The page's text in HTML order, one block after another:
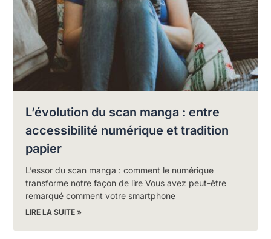
L’évolution du scan manga : entre
accessibilité numérique et tradition
papier
L’essor du scan manga : comment le numérique
transforme notre façon de lire Vous avez peut-être
remarqué comment votre smartphone
LIRE LA SUITE »